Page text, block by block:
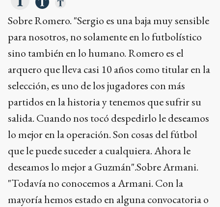
Sobre Romero. "Sergio es una baja muy sensible
para nosotros, no solamente en lo futbolístico
sino también en lo humano. Romero es el
arquero que lleva casi 10 años como titular en la
selección, es uno de los jugadores con más
partidos en la historia y tenemos que sufrir su
salida. Cuando nos tocó despedirlo le deseamos
lo mejor en la operación. Son cosas del fútbol
que le puede suceder a cualquiera. Ahora le
deseamos lo mejor a Guzmán".Sobre Armani.
"Todavía no conocemos a Armani. Con la
mayoría hemos estado en alguna convocatoria o